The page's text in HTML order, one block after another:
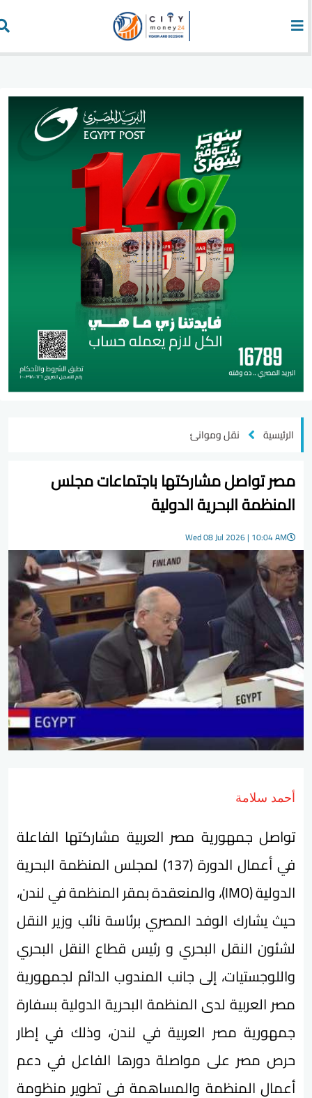
الرئيسية نقل وموانئ
مصر تواصل مشاركتها باجتماعات مجلس
المنظمة البحرية الدولية
Wed 08 Jul 2026 | 10:04 AM
أحمد سلامة
تواصل جمهورية مصر العربية مشاركتها الفاعلة
في أعمال الدورة (137) لمجلس المنظمة البحرية
الدولية (IMO)، والمنعقدة بمقر المنظمة في لندن،
حيث يشارك الوفد المصري برئاسة نائب وزير النقل
لشئون النقل البحري و رئيس قطاع النقل البحري
واللوجستيات، إلى جانب المندوب الدائم لجمهورية
مصر العربية لدى المنظمة البحرية الدولية بسفارة
جمهورية مصر العربية في لندن، وذلك في إطار
حرص مصر على مواصلة دورها الفاعل في دعم
أعمال المنظمة والمساهمة في تطوير منظومة